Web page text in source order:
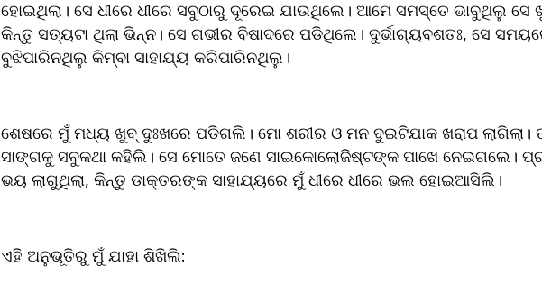
ହୋଇଥିଲା। ସେ ଧୀରେ ଧୀରେ ସବୁଠାରୁ ଦୂରେଇ ଯାଉଥିଲେ। ଆମେ ସମସ୍ତେ ଭାବୁଥିଲୁ
କିନ୍ତୁ ସତ୍ୟଟା ଥିଲା ଭିନ୍ନ। ସେ ଗଭୀର ବିଷାଦରେ ପଡିଥିଲେ। ଦୁର୍ଭାଗ୍ୟବଶତଃ, ସେ
ବୁଝିପାରିନଥିଲୁ କିମ୍ବା ସାହାଯ୍ୟ କରିପାରିନଥିଲୁ।
ଶେଷରେ ମୁଁ ମଧ୍ୟ ଖୁବ୍ ଦୁଃଖରେ ପଡିଗଲି। ମୋ ଶରୀର ଓ ମନ ଦୁଇଟିଯାକ ଖରାପ ଲାଗିଲା।
ସାଙ୍ଗକୁ ସବୁକଥା କହିଲି। ସେ ମୋତେ ଜଣେ ସାଇକୋଲୋଜିଷ୍ଟଙ୍କ ପାଖେ ନେଇଗଲେ।
ଭୟ ଲାଗୁଥିଲା, କିନ୍ତୁ ଡାକ୍ତରଙ୍କ ସାହାଯ୍ୟରେ ମୁଁ ଧୀରେ ଧୀରେ ଭଲ ହୋଇଆସିଲି।
ଏହି ଅନୁଭୂତିରୁ ମୁଁ ଯାହା ଶିଖିଲି: